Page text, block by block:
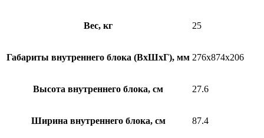
Вес, кг 25
Габариты внутреннего блока (ВхШхГ), мм 276x874x206
Высота внутреннего блока, см 27.6
Ширина внутреннего блока, см 87.4